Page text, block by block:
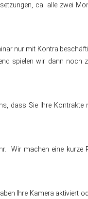
ca. alle zwei
nur mit Kontra
spielen wir dann noch
dass Sie Ihre Kontrakte
Wir machen eine kurze
Ihre Kamera aktiviert